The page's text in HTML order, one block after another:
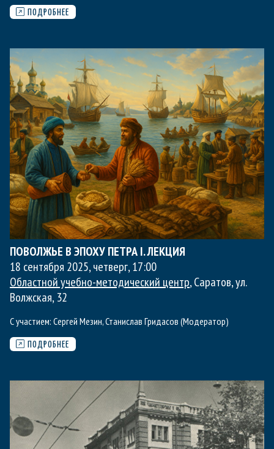
ПОДРОБНЕЕ
ПОВОЛЖЬЕ В ЭПОХУ ПЕТРА I. ЛЕКЦИЯ
18 сентября 2025, четверг,17:00
Областной учебно-методический центр, Саратов, ул.
Волжская, 32
С участием: Сергей Мезин,Станислав Гридасов (Модератор)
ПОДРОБНЕЕ